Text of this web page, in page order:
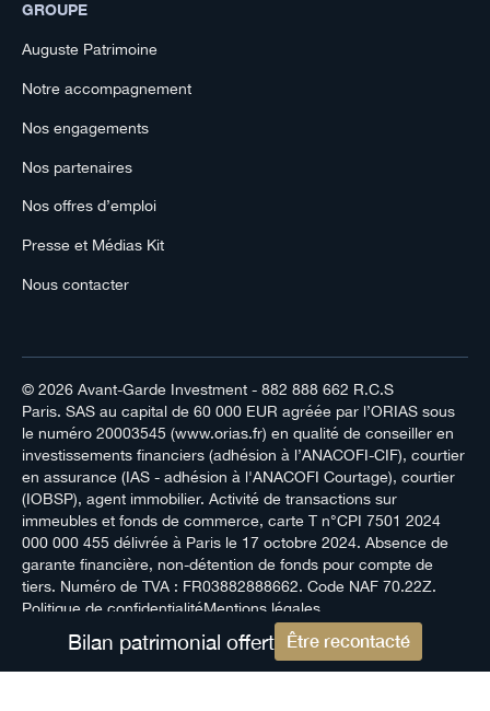
GROUPE
Auguste Patrimoine
Notre accompagnement
Nos engagements
Nos partenaires
Nos offres d’emploi
Presse et Médias Kit
Nous contacter
© 2026 Avant-Garde Investment- 882 888 662 R.C.S
Paris. SAS au capital de 60 000 EUR agréée par l’ORIAS sous
le numéro 20003545 (www.orias.fr) en qualité de conseiller en
investissements financiers (adhésion à l’ANACOFI-CIF), courtier
en assurance (IAS - adhésion à l'ANACOFI Courtage), courtier
(IOBSP), agent immobilier. Activité de transactions sur
immeubles et fonds de commerce, carte T n°CPI 7501 2024
000 000 455 délivrée à Paris le 17 octobre 2024. Absence de
garante financière, non-détention de fonds pour compte de
tiers. Numéro de TVA : FR03882888662. Code NAF 70.22Z.
Politique de confidentialitéMentions légales
Bilan patrimonial offert Être recontacté